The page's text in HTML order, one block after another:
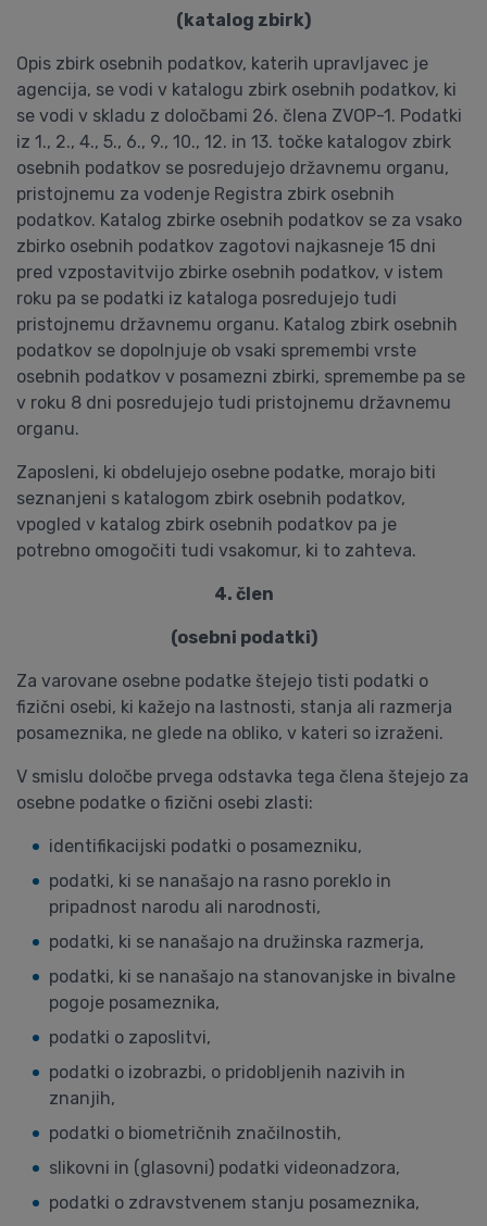
(katalog zbirk)
Opis zbirk osebnih podatkov, katerih upravljavec je
agencija, se vodi v katalogu zbirk osebnih podatkov, ki
se vodi v skladu z določbami 26. člena ZVOP-1. Podatki
iz 1., 2., 4., 5., 6., 9., 10., 12. in 13. točke katalogov zbirk
osebnih podatkov se posredujejo državnemu organu,
pristojnemu za vodenje Registra zbirk osebnih
podatkov. Katalog zbirke osebnih podatkov se za vsako
zbirko osebnih podatkov zagotovi najkasneje 15 dni
pred vzpostavitvijo zbirke osebnih podatkov, v istem
roku pa se podatki iz kataloga posredujejo tudi
pristojnemu državnemu organu. Katalog zbirk osebnih
podatkov se dopolnjuje ob vsaki spremembi vrste
osebnih podatkov v posamezni zbirki, spremembe pa se
v roku 8 dni posredujejo tudi pristojnemu državnemu
organu.
Zaposleni, ki obdelujejo osebne podatke, morajo biti
seznanjeni s katalogom zbirk osebnih podatkov,
vpogled v katalog zbirk osebnih podatkov pa je
potrebno omogočiti tudi vsakomur, ki to zahteva.
4. člen
(osebni podatki)
Za varovane osebne podatke štejejo tisti podatki o
fizični osebi, ki kažejo na lastnosti, stanja ali razmerja
posameznika, ne glede na obliko, v kateri so izraženi.
V smislu določbe prvega odstavka tega člena štejejo za
osebne podatke o fizični osebi zlasti:
identifikacijski podatki o posamezniku,
podatki, ki se nanašajo na rasno poreklo in
pripadnost narodu ali narodnosti,
podatki, ki se nanašajo na družinska razmerja,
podatki, ki se nanašajo na stanovanjske in bivalne
pogoje posameznika,
podatki o zaposlitvi,
podatki o izobrazbi, o pridobljenih nazivih in
znanjih,
podatki o biometričnih značilnostih,
slikovni in (glasovni) podatki videonadzora,
podatki o zdravstvenem stanju posameznika,